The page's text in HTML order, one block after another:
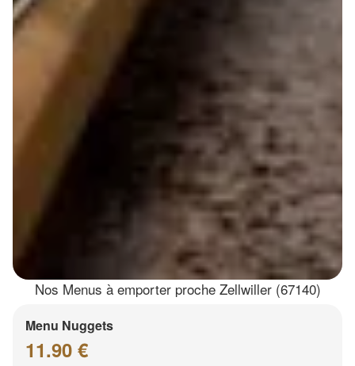
Nos Menus à emporter proche Zellwiller (67140)
Menu Nuggets
11.90 €